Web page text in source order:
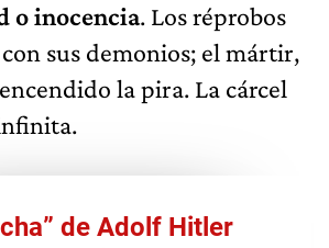
o inocencia. Los réprobos
sus demonios; el mártir,
la pira. La cárcel
de Adolf Hitler